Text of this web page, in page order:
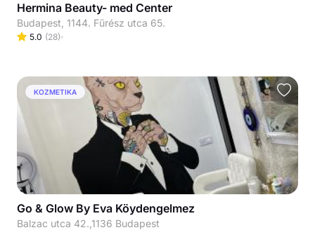
Hermina Beauty- med Center
Budapest, 1144. Fűrész utca 65.
5.0 (28)
KOZMETIKA
Go & Glow By Eva Köydengelmez
Balzac utca 42.,1136 Budapest